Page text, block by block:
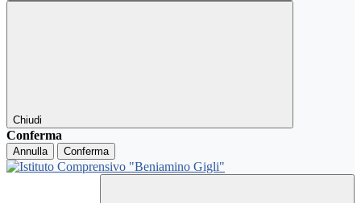
Chiudi
Conferma
Annulla Conferma